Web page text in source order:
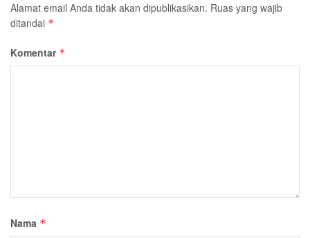
Alamat email Anda tidak akan dipublikasikan. Ruas yang wajib
ditandai *
Komentar *
Nama *